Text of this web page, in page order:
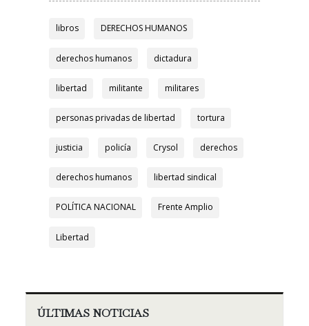
libros DERECHOS HUMANOS
derechos humanos dictadura
libertad militante militares
personas privadas de libertad tortura
justicia policía Crysol derechos
derechos humanos libertad sindical
POLÍTICA NACIONAL Frente Amplio
Libertad
ÚLTIMAS NOTICIAS